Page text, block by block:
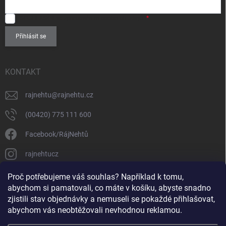
Proč potřebujeme váš souhlas? Například k tomu,
abychom si pamatovali, co máte v košíku, abyste snadno
zjistili stav objednávky a nemuseli se pokaždé přihlašovat,
abychom vás neobtěžovali nevhodnou reklamou.
Přihlásit se
KONTAKT
rajnehtu@rajnehtu.cz
(00420) 775 111 600
Facebook/RájNehtů
rajnehtucz
https://www.youtube.com/@RajnehtuCzc